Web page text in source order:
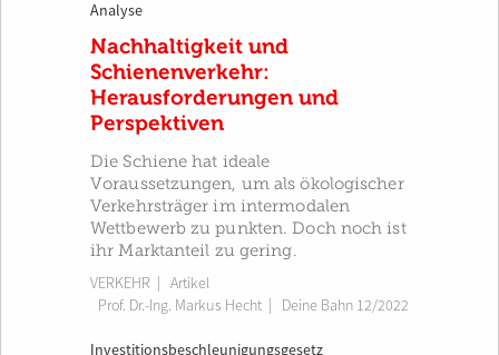
Analyse
Nachhaltigkeit und
Schienenverkehr:
Herausforderungen und
Perspektiven
Die Schiene hat ideale
Voraussetzungen, um als ökologischer
Verkehrsträger im intermodalen
Wettbewerb zu punkten. Doch noch ist
ihr Marktanteil zu gering.
VERKEHR | Artikel
Prof. Dr.-Ing. Markus Hecht
Deine Bahn 12/2022
Investitionsbeschleunigungsgesetz